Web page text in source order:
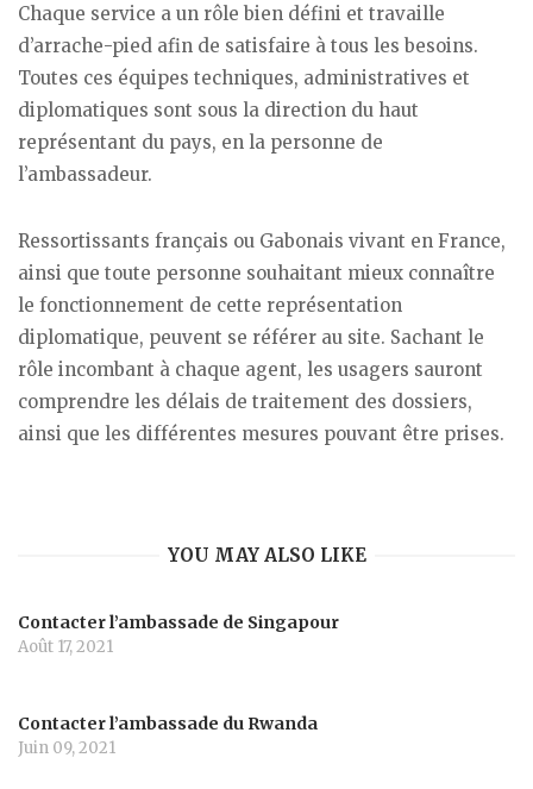
Chaque service a un rôle bien défini et travaille
d’arrache-pied afin de satisfaire à tous les besoins.
Toutes ces équipes techniques, administratives et
diplomatiques sont sous la direction du haut
représentant du pays, en la personne de
l’ambassadeur.
Ressortissants français ou Gabonais vivant en France,
ainsi que toute personne souhaitant mieux connaître
le fonctionnement de cette représentation
diplomatique, peuvent se référer au site. Sachant le
rôle incombant à chaque agent, les usagers sauront
comprendre les délais de traitement des dossiers,
ainsi que les différentes mesures pouvant être prises.
YOU MAY ALSO LIKE
Contacter l’ambassade de Singapour
Août 17, 2021
Contacter l’ambassade du Rwanda
Juin 09, 2021